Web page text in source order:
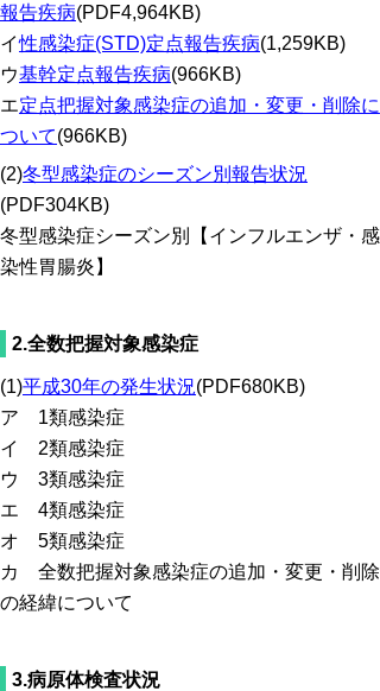
報告疾病(PDF4,964KB)
イ性感染症(STD)定点報告疾病(1,259KB)
ウ基幹定点報告疾病(966KB)
エ定点把握対象感染症の追加・変更・削除に
ついて(966KB)
(2)冬型感染症のシーズン別報告状況
(PDF304KB)
冬型感染症シーズン別【インフルエンザ・感
染性胃腸炎】
2.全数把握対象感染症
(1)平成30年の発生状況(PDF680KB)
ア 1類感染症
イ 2類感染症
ウ 3類感染症
エ 4類感染症
オ 5類感染症
カ 全数把握対象感染症の追加・変更・削除
の経緯について
3.病原体検査状況